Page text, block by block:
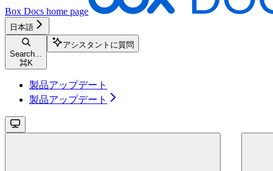
Box Docs home page
日本語
Search...
⌘K
アシスタントに質問
製品アップデート
製品アップデート